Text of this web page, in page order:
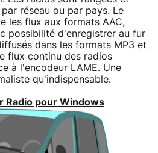
réseau ou par pays. Le
les flux aux formats AAC,
possibilité d'enregistrer au fur
dans les formats MP3 et
flux continu des radios
à l'encodeur LAME. Une
qu'indispensable.
Radio pour Windows